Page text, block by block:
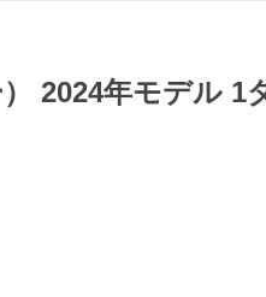
2024年モデル 1